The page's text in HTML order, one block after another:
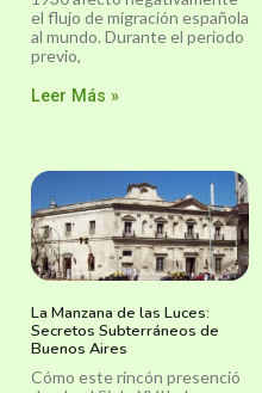
el flujo de migración española
al mundo. Durante el periodo
previo,
Leer Más »
La Manzana de las Luces:
Secretos Subterráneos de
Buenos Aires
Cómo este rincón presenció